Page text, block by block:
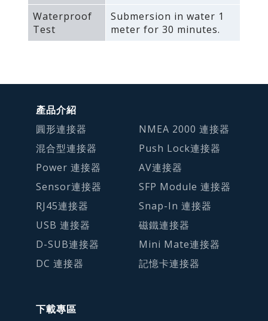
Waterproof
Test
Submersion in water 1
meter for 30 minutes.
產品介紹
圓形連接器
混合型連接器
Power 連接器
Sensor連接器
RJ45連接器
USB 連接器
D-SUB連接器
DC 連接器
NMEA 2000 連接器
Push Lock連接器
AV連接器
SFP Module 連接器
Snap-In 連接器
磁鐵連接器
Mini Mate連接器
記憶卡連接器
下載專區